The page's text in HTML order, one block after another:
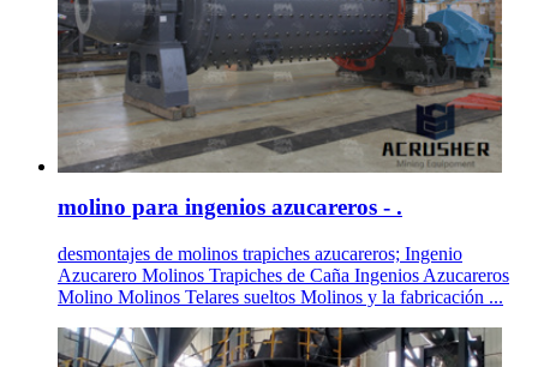
molino para ingenios azucareros - .
desmontajes de molinos trapiches azucareros; Ingenio
Azucarero Molinos Trapiches de Caña Ingenios Azucareros
Molino Molinos Telares sueltos Molinos y la fabricación ...